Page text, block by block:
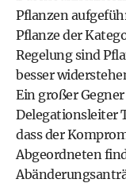
Pflanzen
Pflanze der
Regelung sind
besser
Ein großer
Delegationsleiter
dass der
Abgeordneten